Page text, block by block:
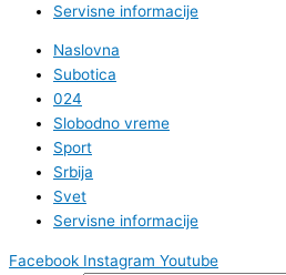
Servisne informacije
Naslovna
Subotica
024
Slobodno vreme
Sport
Srbija
Svet
Servisne informacije
Facebook Instagram Youtube